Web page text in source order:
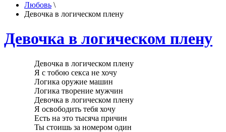
Любовь \
Девочка в логическом плену
Девочка в логическом плену
Девочка в логическом плену
Я с тобою секса не хочу
Логика оружие машин
Логика творение мужчин
Девочка в логическом плену
Я освободить тебя хочу
Есть на это тысяча причин
Ты стоишь за номером один